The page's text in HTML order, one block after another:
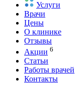
Услуги
Врачи
Цены
О клинике
Отзывы
Акции 6
Статьи
Работы врачей
Контакты